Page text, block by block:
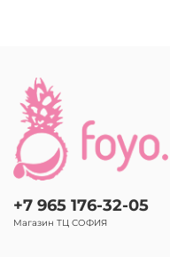
+7 965 176-32-05
Магазин ТЦ СОФИЯ